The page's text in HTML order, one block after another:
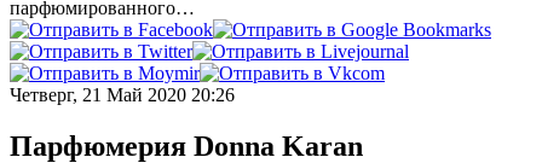
парфюмированного…
Четверг, 21 Май 2020 20:26
Парфюмерия Donna Karan